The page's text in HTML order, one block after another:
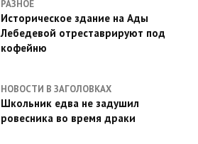
РАЗНОЕ
Историческое здание на Ады
Лебедевой отреставрируют под
кофейню
НОВОСТИ В ЗАГОЛОВКАХ
Школьник едва не задушил
ровесника во время драки